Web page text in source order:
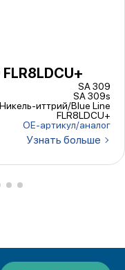
SA 309
SA 309s
Никель-иттрий/Blue Line
FLR8LDCU+
ОЕ-артикул/аналог
Узнать больше